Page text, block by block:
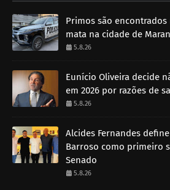
Primos são
mata na cidade de
5.8.26
Eunício Oliveira decide
em 2026 por razões de
5.8.26
Alcides Fernandes
Barroso como primeiro
Senado
5.8.26